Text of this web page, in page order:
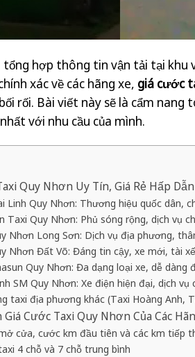
tổng hợp thông tin vận tải tại khu
xác về các hãng xe, giá cước
rối. Bài viết này sẽ là cẩm
với nhu cầu của mình.
Quy Nhơn Uy Tín, Giá Rẻ Hấp
Linh Quy Nhơn: Thương hiệu quốc dân,
Taxi Quy Nhơn: Phủ sóng rộng, dịch vụ
Nhơn Long Sơn: Dịch vụ địa phương,
Nhơn Đất Võ: Đáng tin cậy, xe mới, tài
Quy Nhơn: Đa dạng loại xe, dễ dàng
SM Quy Nhơn: Xe điện hiện đại, dịch vụ
taxi địa phương khác (Taxi Hoàng
Giá Cước Taxi Quy Nhơn Của Các
cửa, cước km đầu tiên và các km tiếp
4 chỗ và 7 chỗ trung bình